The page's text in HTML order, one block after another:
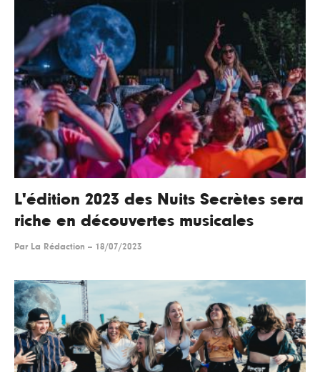
L'édition 2023 des Nuits Secrètes sera
riche en découvertes musicales
Par La Rédaction -- 18/07/2023